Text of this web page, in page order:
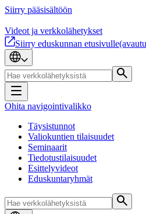
Siirry pääsisältöön
Videot ja verkkolähetykset
Siirry eduskunnan etusivulle
Ohita navigointivalikko
Täysistunnot
Valiokuntien tilaisuudet
Seminaarit
Tiedotustilaisuudet
Esittelyvideot
Eduskuntaryhmät